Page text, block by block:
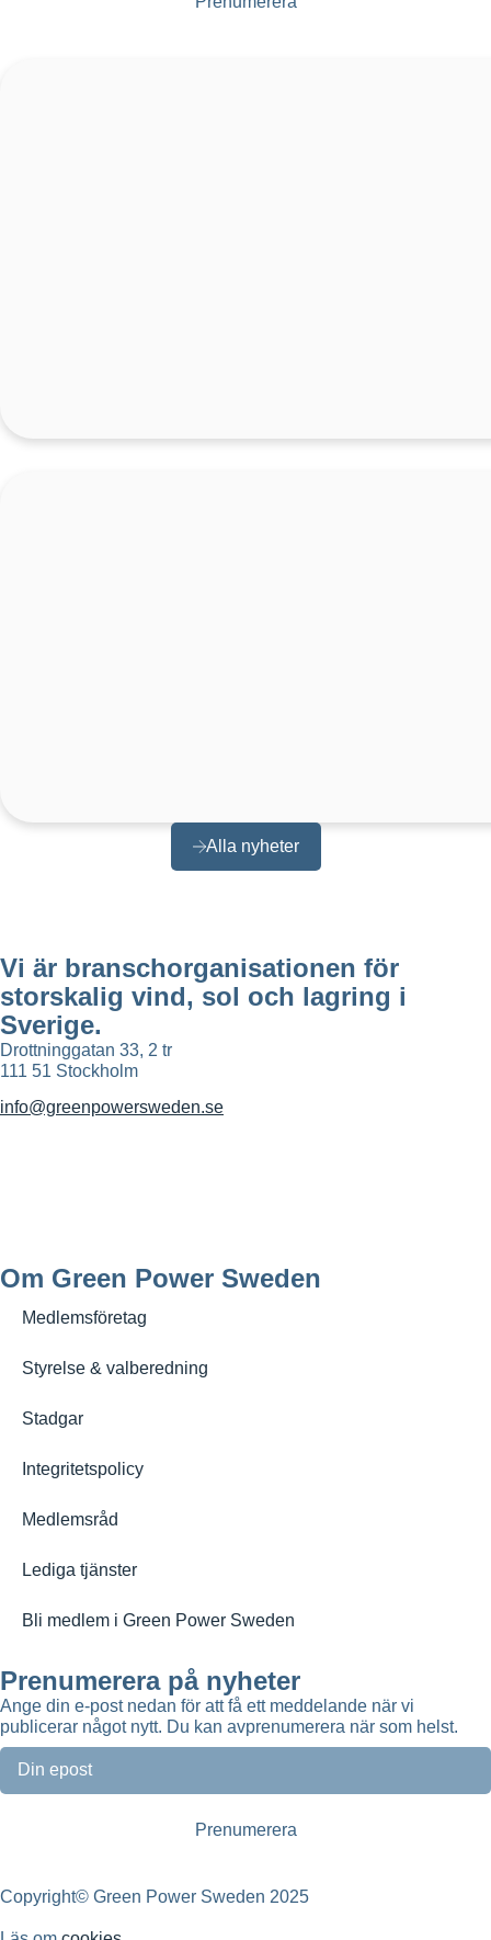
Alla nyheter
Vi är branschorganisationen för
storskalig vind, sol och lagring i
Sverige.
Drottninggatan 33, 2 tr
111 51 Stockholm
info@greenpowersweden.se
Om Green Power Sweden
Medlemsföretag
Styrelse & valberedning
Stadgar
Integritetspolicy
Medlemsråd
Lediga tjänster
Bli medlem i Green Power Sweden
Prenumerera på nyheter
Ange din e-post nedan för att få ett meddelande när vi
publicerar något nytt. Du kan avprenumerera när som helst.
Copyright© Green Power Sweden 2025